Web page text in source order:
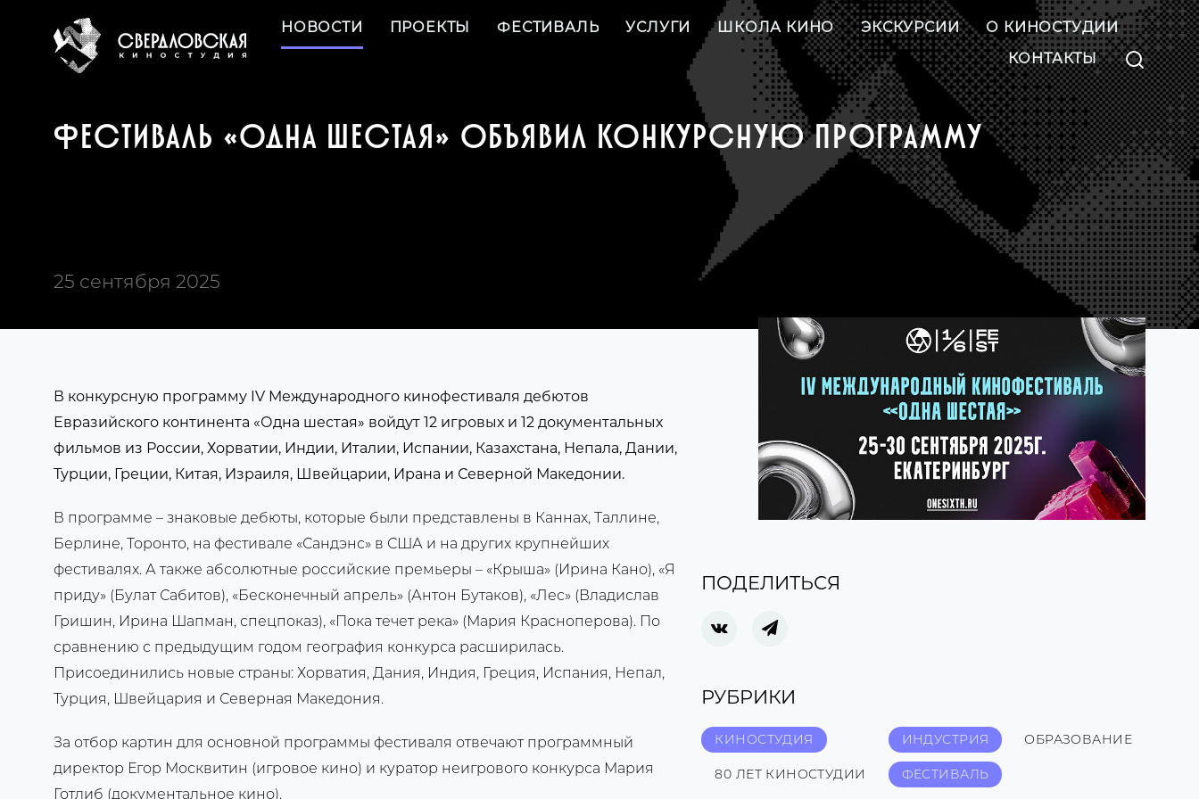
НОВОСТИ ПРОЕКТЫ ФЕСТИВАЛЬ УСЛУГИ ШКОЛА КИНО ЭКСКУРСИИ
О КИНОСТУДИИ
КОНТАКТЫ
ФЕСТИВАЛЬ «ОДНА ШЕСТАЯ» ОБЪЯВИЛ КОНКУРСНУЮ ПРОГРАММУ
25 сентября 2025
В конкурсную программу IV Международного кинофестиваля дебютов
Евразийского континента «Одна шестая» войдут 12 игровых и 12 документальных
фильмов из России, Хорватии, Индии, Италии, Испании, Казахстана, Непала, Дании,
Турции, Греции, Китая, Израиля, Швейцарии, Ирана и Северной Македонии.
В программе – знаковые дебюты, которые были представлены в Каннах, Таллине,
Берлине, Торонто, на фестивале «Сандэнс» в США и на других крупнейших
фестивалях. А также абсолютные российские премьеры – «Крыша» (Ирина Кано), «Я
приду» (Булат Сабитов), «Бесконечный апрель» (Антон Бутаков), «Лес» (Владислав
Гришин, Ирина Шапман, спецпоказ), «Пока течет река» (Мария Красноперова). По
сравнению с предыдущим годом география конкурса расширилась.
Присоединились новые страны: Хорватия, Дания, Индия, Греция, Испания, Непал,
Турция, Швейцария и Северная Македония.
За отбор картин для основной программы фестиваля отвечают программный
директор Егор Москвитин (игровое кино) и куратор неигрового конкурса Мария
Готлиб (документальное кино).
ПОДЕЛИТЬСЯ
РУБРИКИ
КИНОСТУДИЯ ИНДУСТРИЯ ОБРАЗОВАНИЕ
80 ЛЕТ КИНОСТУДИИ ФЕСТИВАЛЬ